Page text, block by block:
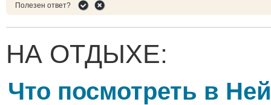
Полезен ответ?
НА ОТДЫХЕ:
Что посмотреть в